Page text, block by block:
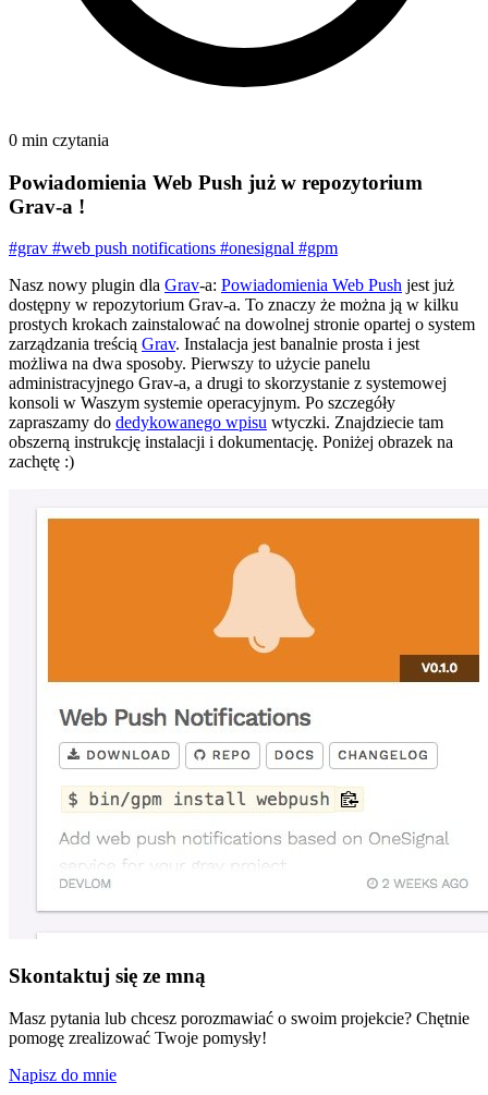
0 min czytania
Powiadomienia Web Push już w repozytorium
Grav-a !
#grav #web push notifications #onesignal #gpm
Nasz nowy plugin dla Grav-a: Powiadomienia Web Push jest już
dostępny w repozytorium Grav-a. To znaczy że można ją w kilku
prostych krokach zainstalować na dowolnej stronie opartej o system
zarządzania treścią Grav. Instalacja jest banalnie prosta i jest
możliwa na dwa sposoby. Pierwszy to użycie panelu
administracyjnego Grav-a, a drugi to skorzystanie z systemowej
konsoli w Waszym systemie operacyjnym. Po szczegóły
zapraszamy do dedykowanego wpisu wtyczki. Znajdziecie tam
obszerną instrukcję instalacji i dokumentację. Poniżej obrazek na
zachętę :)
Skontaktuj się ze mną
Masz pytania lub chcesz porozmawiać o swoim projekcie? Chętnie
pomogę zrealizować Twoje pomysły!
Napisz do mnie